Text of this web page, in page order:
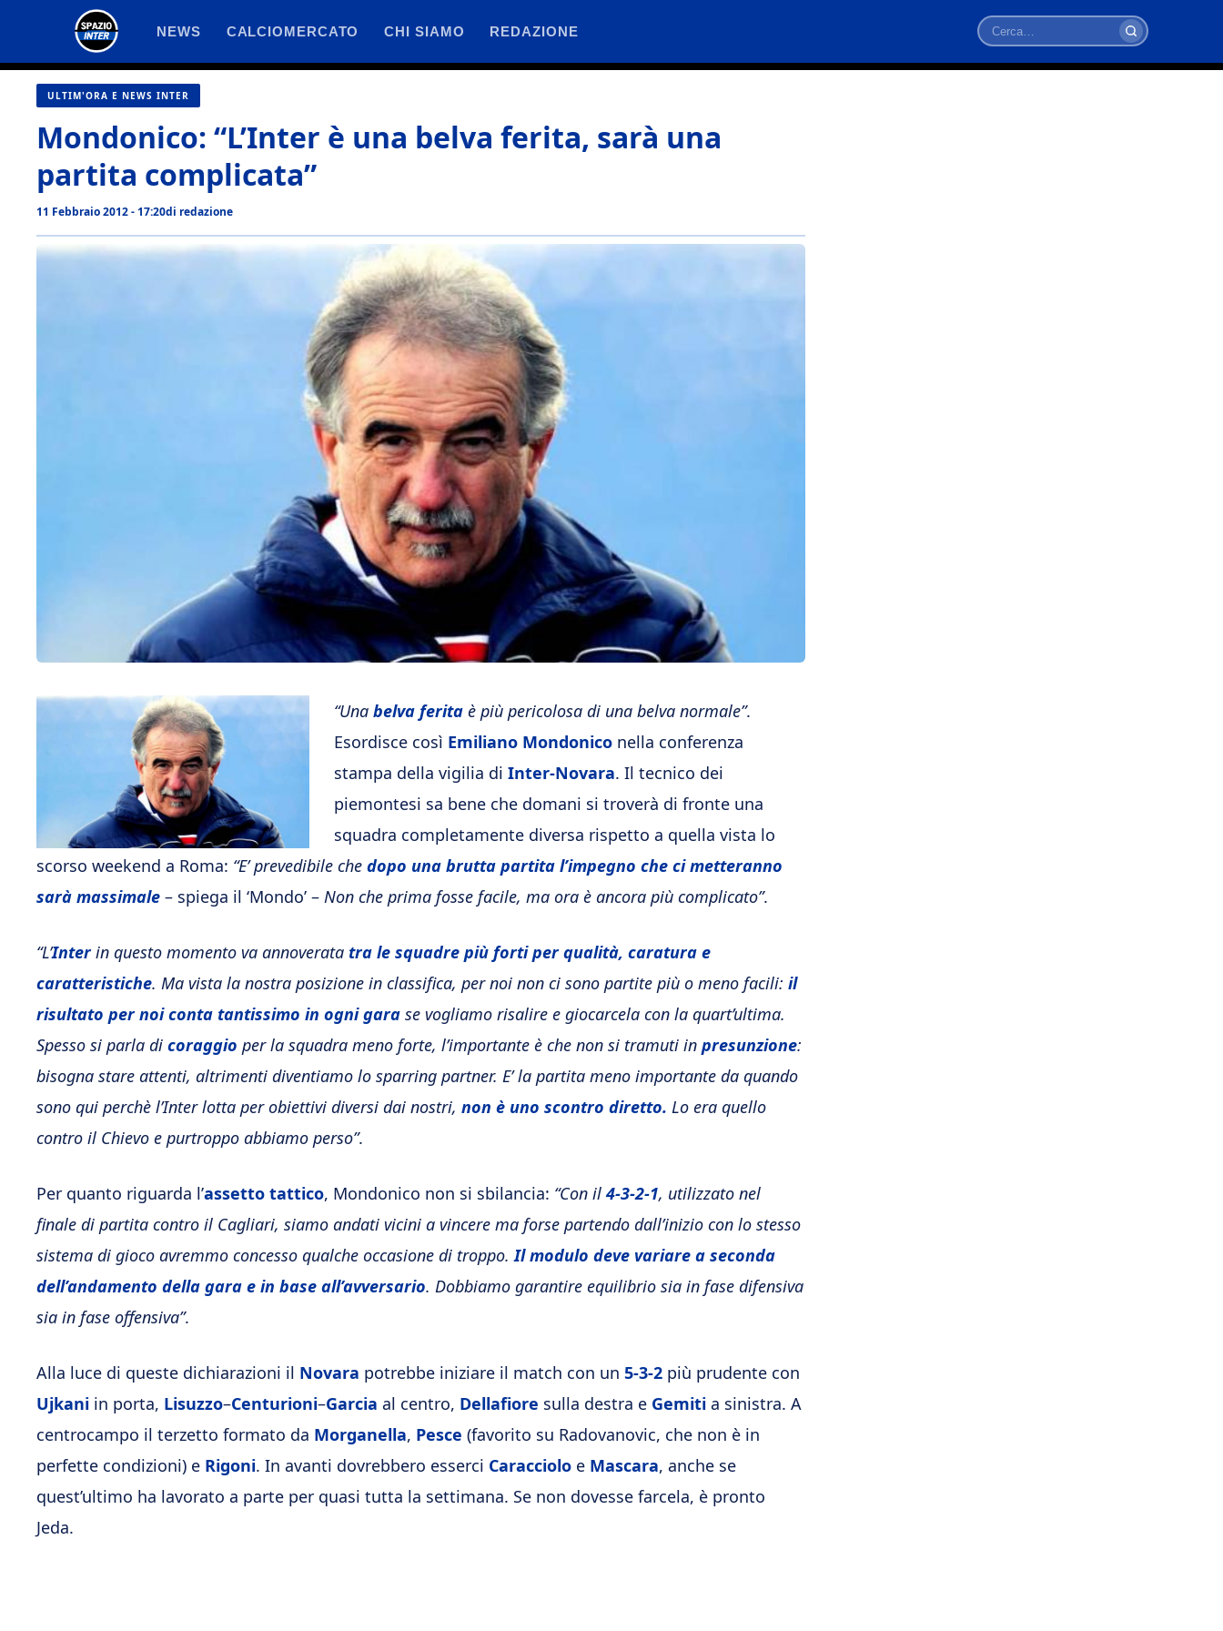
contenuto
NEWS CALCIOMERCATO CHI SIAMO REDAZIONE
Cerca
ULTIM'ORA E NEWS INTER
Mondonico: “L’Inter è una belva ferita, sarà una
partita complicata”
11 Febbraio 2012 - 17:20di redazione
“Una belva ferita è più pericolosa di una belva normale”.
Esordisce così Emiliano Mondonico nella conferenza
stampa della vigilia di Inter-Novara. Il tecnico dei
piemontesi sa bene che domani si troverà di fronte una
squadra completamente diversa rispetto a quella vista lo
scorso weekend a Roma: “E’ prevedibile che dopo una brutta partita l’impegno che ci metteranno
sarà massimale – spiega il ‘Mondo’ – Non che prima fosse facile, ma ora è ancora più complicato”.
“L’Interin questo momento va annoverata tra le squadre più forti per qualità, caratura e
caratteristiche. Ma vista la nostra posizione in classifica, per noi non ci sono partite più o meno facili: il
risultato per noi conta tantissimo in ogni gara se vogliamo risalire e giocarcela con la quart’ultima.
Spesso si parla di coraggio per la squadra meno forte, l’importante è che non si tramuti in presunzione:
bisogna stare attenti, altrimenti diventiamo lo sparring partner. E’ la partita meno importante da quando
sono qui perchè l’Inter lotta per obiettivi diversi dai nostri, non è uno scontro diretto. Lo era quello
contro il Chievo e purtroppo abbiamo perso”.
Per quanto riguarda l’assetto tattico, Mondonico non si sbilancia: “Con il4-3-2-1, utilizzato nel
finale di partita contro il Cagliari, siamo andati vicini a vincere ma forse partendo dall’inizio con lo stesso
sistema di gioco avremmo concesso qualche occasione di troppo.Il modulo deve variare a seconda
dell’andamento della gara e in base all’avversario. Dobbiamo garantire equilibrio sia in fase difensiva
sia in fase offensiva”.
Alla luce di queste dichiarazioni il Novara potrebbe iniziare il match con un 5-3-2 più prudente con
Ujkani in porta, Lisuzzo–Centurioni–Garcia al centro, Dellafiore sulla destra e Gemiti a sinistra. A
centrocampo il terzetto formato da Morganella, Pesce (favorito su Radovanovic, che non è in
perfette condizioni) e Rigoni. In avanti dovrebbero esserci Caracciolo e Mascara, anche se
quest’ultimo ha lavorato a parte per quasi tutta la settimana. Se non dovesse farcela, è pronto
Jeda.